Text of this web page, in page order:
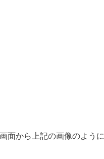
面から上記の画像のように